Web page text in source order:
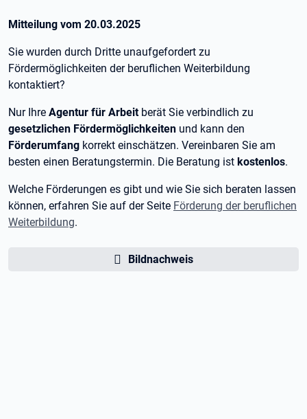
Mitteilung vom 20.03.2025
Sie wurden durch Dritte unaufgefordert zu
Fördermöglichkeiten der beruflichen Weiterbildung
kontaktiert?
Nur Ihre Agentur für Arbeitberät Sie verbindlich zu
gesetzlichen Fördermöglichkeiten und kann den
Förderumfang korrekt einschätzen. Vereinbaren Sie am
besten einen Beratungstermin. Die Beratung ist kostenlos.
Welche Förderungen es gibt und wie Sie sich beraten lassen
können, erfahren Sie auf der Seite Förderung der beruflichen
Weiterbildung.
Bildnachweis